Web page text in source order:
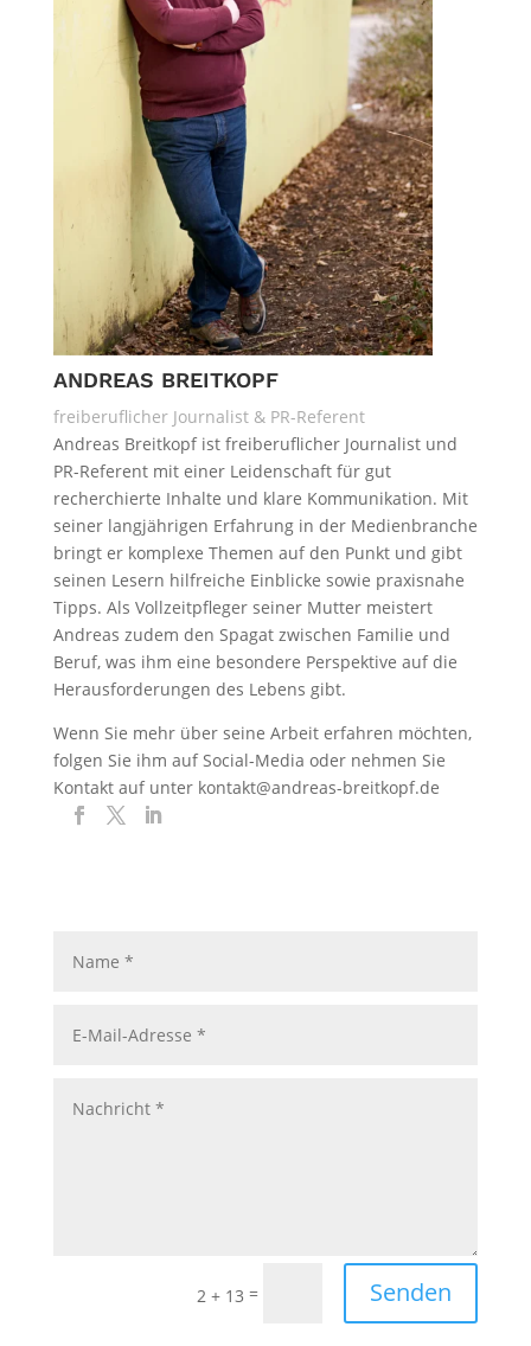
ANDREAS BREITKOPF
freiberuflicher Journalist & PR-Referent
Andreas Breitkopf ist freiberuflicher Journalist und
PR-Referent mit einer Leidenschaft für gut
recherchierte Inhalte und klare Kommunikation. Mit
seiner langjährigen Erfahrung in der Medienbranche
bringt er komplexe Themen auf den Punkt und gibt
seinen Lesern hilfreiche Einblicke sowie praxisnahe
Tipps. Als Vollzeitpfleger seiner Mutter meistert
Andreas zudem den Spagat zwischen Familie und
Beruf, was ihm eine besondere Perspektive auf die
Herausforderungen des Lebens gibt.
Wenn Sie mehr über seine Arbeit erfahren möchten,
folgen Sie ihm auf Social-Media oder nehmen Sie
Kontakt auf unter kontakt@andreas-breitkopf.de
2 + 13 = Senden